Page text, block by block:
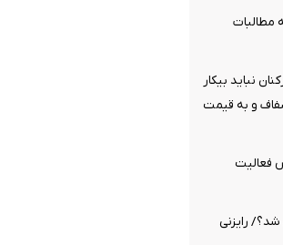
مطالبات
نباید بیکار
و به قیمت
فعالیت
رایزنی